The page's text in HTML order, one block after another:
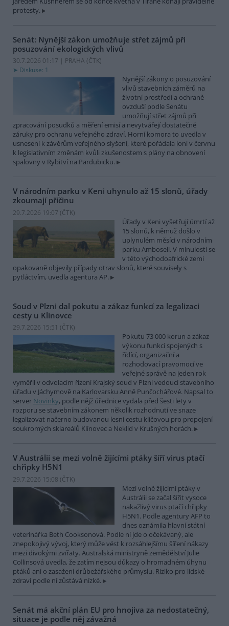
protesty.
Senát: Nynější zákon umožňuje střet zájmů při
posuzování ekologických vlivů
30.7.2026 01:17 | PRAHA (ČTK)
Diskuse: 1
Nynější zákony o posuzování
vlivů stavebních záměrů na
životní prostředí a ochraně
ovzduší podle Senátu
umožňují střet zájmů při
zpracování posudků a měření emisí a nevytvářejí dostatečné
záruky pro ochranu veřejného zdraví. Horní komora to uvedla v
usnesení k závěrům veřejného slyšení, které pořádala loni v červnu
k legislativním změnám kvůli zkušenostem s plány na obnovení
spalovny v Rybitví na Pardubicku.
V národním parku v Keni uhynulo až 15 slonů, úřady
zkoumají příčinu
29.7.2026 19:07 (ČTK)
Úřady v Keni vyšetřují úmrtí až
15 slonů, k němuž došlo v
uplynulém měsíci v národním
parku Amboseli. V minulosti se
v této východoafrické zemi
opakovaně objevily případy otrav slonů, které souvisely s
pytláctvím, uvedla agentura AP.
Soud v Plzni dal pokutu a zákaz funkcí za legalizaci
cesty u Klínovce
29.7.2026 15:51 (ČTK)
Pokutu 73 000 korun a zákaz
výkonu funkcí spojených s
řídící, organizační a
rozhodovací pravomocí ve
veřejné správě na jeden rok
vyměřil v odvolacím řízení Krajský soud v Plzni vedoucí stavebního
úřadu v Jáchymově na Karlovarsku Anně Punčochářové. Napsal to
server Novinky, podle nějž úřednice vydala před šesti lety v
rozporu se stavebním zákonem několik rozhodnutí ve snaze
legalizovat načerno budovanou lesní cestu klíčovou pro propojení
soukromých skiareálů Klínovec a Neklid v Krušných horách.
V Austrálii se mezi volně žijícími ptáky šíří virus ptačí
chřipky H5N1
29.7.2026 15:08 (ČTK)
Mezi volně žijícími ptáky v
Austrálii se začal šířit vysoce
nakažlivý virus ptačí chřipky
H5N1. Podle agentury AFP to
dnes oznámila hlavní státní
veterinářka Beth Cooksonová. Podle ní jde o očekávaný, ale
znepokojivý vývoj, který může vést k rozsáhlejšímu šíření nákazy
mezi divokými zvířaty. Australská ministryně zemědělství Julie
Collinsová uvedla, že zatím nejsou důkazy o hromadném úhynu
ptáků ani o zasažení drůbežářského průmyslu. Riziko pro lidské
zdraví podle ní zůstává nízké.
Senát má akční plán EU pro hnojiva za nedostatečný,
situace je podle něj závažná